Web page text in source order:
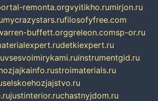
remonta.orgvyitikho.rumirjon.ru
mycrazystars.rufilosofyfree.com
buffett.orggreleon.comsp-or.ru
detkiexpert.ru
vsesvoimirykami.ruinstrumentgid.ru
stroimaterials.ru
selskoehozjajstvo.ru
justinterior.ruchastnyjdom.ru